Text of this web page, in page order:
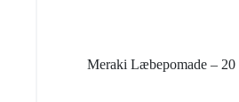
Meraki Læbepomade – 20